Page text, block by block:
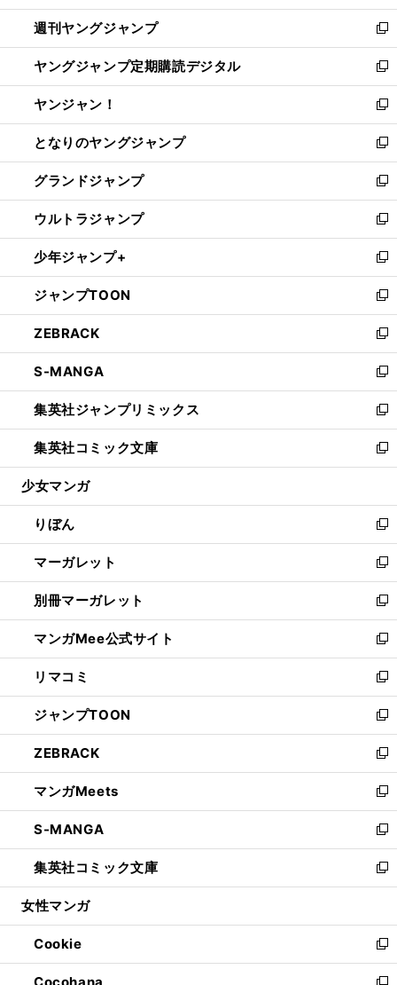
開
く
ウ
で
開
く
ン
ド
ウ
で
開
く
ウ
ィ
ン
ド
ウ
で
開
く
週刊ヤングジャンプ
新
し
い
ウ
ィ
ン
ド
ウ
で
開
く
ヤングジャンプ定期購読デジタル
新
し
い
ウ
ィ
ン
ド
ウ
で
開
く
ヤンジャン！
新
し
い
ウ
ィ
ン
ド
ウ
で
開
く
となりのヤングジャンプ
新
し
い
ウ
ィ
ン
ド
ウ
で
開
く
グランドジャンプ
新
し
い
ウ
ィ
ン
ド
ウ
で
開
く
ウルトラジャンプ
新
し
い
ウ
ィ
ン
ド
ウ
で
開
く
少年ジャンプ+
新
し
い
ウ
ィ
ン
ド
ウ
で
開
く
ジャンプTOON
新
し
い
ウ
ィ
ン
ド
ウ
で
開
ZEBRACK
新
し
い
ウ
ィ
ン
ド
ウ
開
く
S-MANGA
新
し
い
ウ
ィ
ン
ウ
で
開
く
集英社ジャンプリミックス
新
し
い
ウ
ン
ド
ウ
で
開
く
集英社コミック文庫
新
し
ウ
ィ
ン
ド
ウ
で
開
く
少女マンガ
りぼん
新
し
い
ウ
ィ
ン
ド
ウ
で
開
く
マーガレット
新
し
い
ウ
ィ
ン
ド
ウ
で
開
く
別冊マーガレット
新
し
い
ウ
ィ
ン
ド
ウ
で
開
く
マンガMee公式サイト
新
し
い
ウ
ィ
ン
ド
ウ
で
開
く
リマコミ
新
し
い
ウ
ィ
ン
ド
ウ
で
開
く
ジャンプTOON
新
し
い
ウ
ィ
ン
ド
ウ
で
開
ZEBRACK
新
し
い
ウ
ィ
ン
ド
ウ
開
く
マンガMeets
新
し
い
ウ
ィ
ン
ウ
で
開
く
S-MANGA
新
し
い
ウ
ン
ド
ウ
集英社コミック文庫
新
し
ウ
ィ
ン
女性マンガ
Cookie
新
し